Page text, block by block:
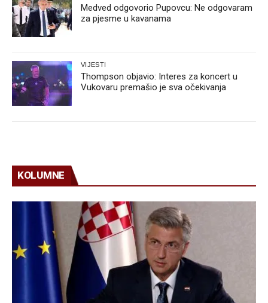
Medved odgovorio Pupovcu: Ne odgovaram
za pjesme u kavanama
VIJESTI
Thompson objavio: Interes za koncert u
Vukovaru premašio je sva očekivanja
KOLUMNE